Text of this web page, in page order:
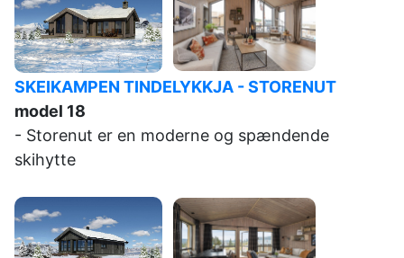
SKEIKAMPEN TINDELYKKJA - STORENUT
model 18
- Storenut er en moderne og spændende
skihytte